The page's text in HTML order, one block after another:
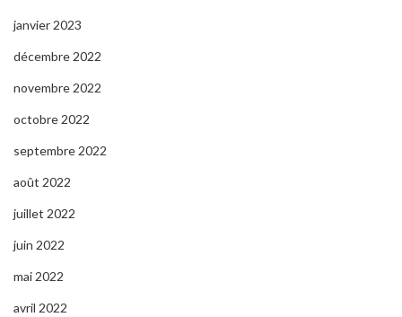
janvier 2023
décembre 2022
novembre 2022
octobre 2022
septembre 2022
août 2022
juillet 2022
juin 2022
mai 2022
avril 2022